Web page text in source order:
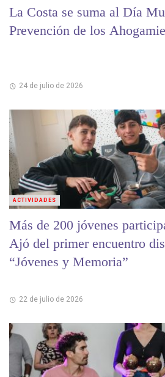
La Costa se suma al Día
Prevención de los
24 de julio de 2026
Más de 200 jóvenes
Ajó del primer encuentro
“Jóvenes y Memoria”
22 de julio de 2026
ACTIVIDADES